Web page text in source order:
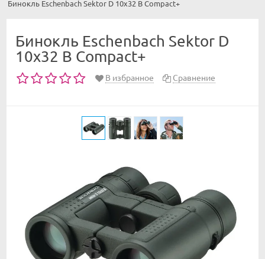
Бинокль Eschenbach Sektor D 10x32 B Compact+
Бинокль Eschenbach Sektor D
10x32 B Compact+
В избранное Сравнение